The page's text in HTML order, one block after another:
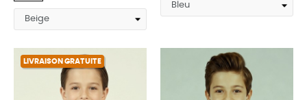
LIVRAISON GRATUITE